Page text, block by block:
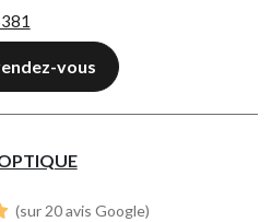
vous
(sur 20 avis Google)